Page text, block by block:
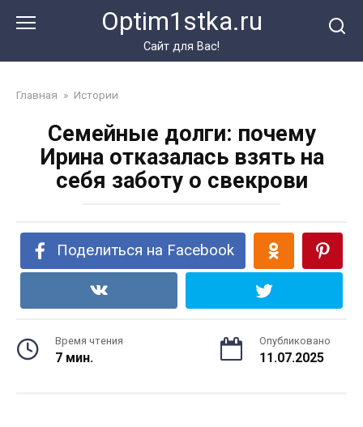
Optim1stka.ru
Сайт для Вас!
Главная » Истории
Семейные долги: почему
Ирина отказалась взять на
себя заботу о свекрови
Поделиться на Facebook
Время чтения
7 мин.
Опубликовано
11.07.2025